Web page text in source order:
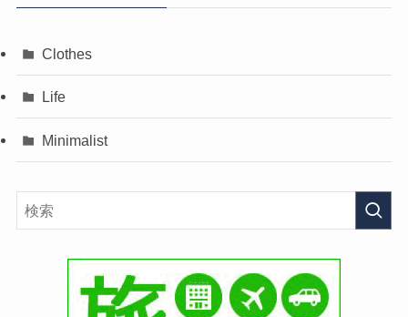
Clothes
Life
Minimalist